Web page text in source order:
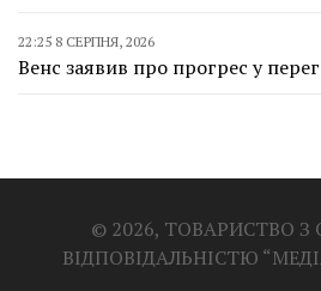
22:25 8 СЕРПНЯ, 2026
Венс заявив про прогрес у
© 2026, ТОВАРИСТВО
ВІДПОВІДАЛЬНІСТЮ